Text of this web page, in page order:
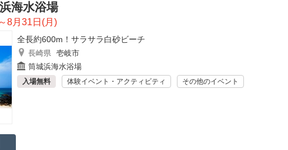
海水浴場
8月31日(月)
全長約600m！サラサラ白砂ビーチ
長崎県 壱岐市
筒城浜海水浴場
入場無料 体験イベント・アクティビティ その他のイベント